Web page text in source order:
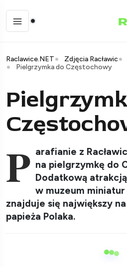
Raclawice.NET Zdjęcia Racławic
Pielgrzymka do Częstochowy
P arafianie z
na pielgrzymkę do
Dodatkową
w muzeum
znajduje się największy
papieża Polaka.